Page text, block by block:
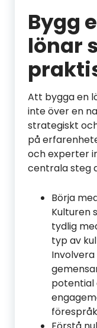
Bygg
lönar
Att bygga en
inte över en
strategiskt
på
och experter
centrala steg
Börja
Kulturen
tydlig
typ av
potential